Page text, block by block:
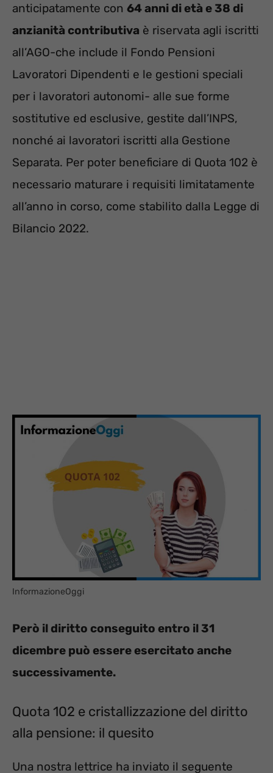
anticipatamente con 64 anni di età e 38 di
anzianità contributiva è riservata agli iscritti
all’AGO-che include il Fondo Pensioni
Lavoratori Dipendenti e le gestioni speciali
per i lavoratori autonomi- alle sue forme
sostitutive ed esclusive, gestite dall’INPS,
nonché ai lavoratori iscritti alla Gestione
Separata. Per poter beneficiare di Quota 102 è
necessario maturare i requisiti limitatamente
all’anno in corso, come stabilito dalla Legge di
Bilancio 2022.
InformazioneOggi
Però il diritto conseguito entro il 31
dicembre può essere esercitato anche
successivamente.
Quota 102 e cristallizzazione del diritto
alla pensione: il quesito
Una nostra lettrice ha inviato il seguente